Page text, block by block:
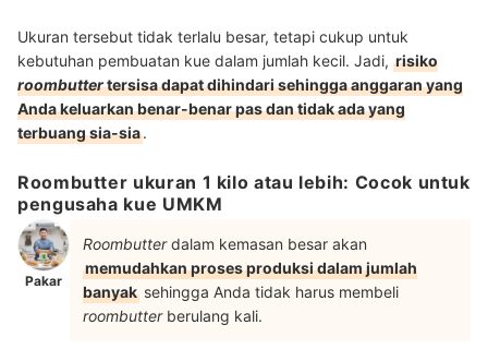
Ukuran tersebut tidak terlalu besar, tetapi cukup untuk
kebutuhan pembuatan kue dalam jumlah kecil. Jadi, risiko
roombuttertersisa dapat dihindari sehingga anggaran yang
Anda keluarkan benar-benar pas dan tidak ada yang
terbuang sia-sia.
Roombutter ukuran 1 kilo atau lebih: Cocok untuk
pengusaha kue UMKM
Pakar
Roombutterdalam kemasan besar akan
memudahkan proses produksi dalam jumlah
banyak sehingga Anda tidak harus membeli
roombutterberulang kali.